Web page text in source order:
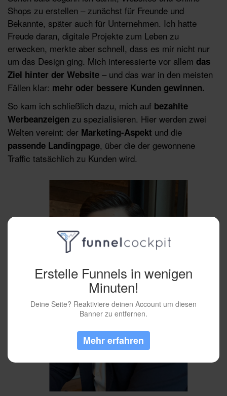
Shops zu erstellen – zunächst für Freunde und
Bekannte, später auch für Unternehmen. Ich hatte
Freude daran, digitale Projekte zum Leben zu
erwecken, merkte aber schnell, dass es mir nicht nur
um das Design ging. Mich interessierte vor allem das
Ziel hinter der Website – und das war in den meisten
Fällen klar: mehr oder bessere Kunden gewinnen.
So kam ich schließlich dazu, mich auf bezahlte
Werbeanzeigen zu spezialisieren. Hier werden zwei
Welten vereint: der Marketing-Aspekt und die
passende Landingpage, über die der gewonnene
Traffic tatsächlich zu Kunden wird.
Erstelle Funnels in wenigen
Minuten!
Deine Seite? Reaktiviere deinen Account um diesen
Banner zu entfernen.
Mehr erfahren